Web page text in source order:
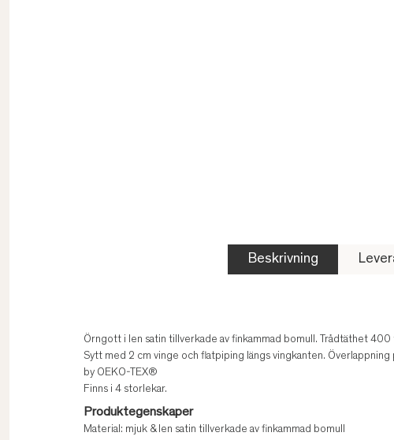
Beskrivning
Örngott i len satin tillverkade av finkammad bomull. Trådtäthet
Sytt med 2 cm vinge och flatpiping längs vingkanten. Överlappning
by OEKO-TEX®
Finns i 4 storlekar.
Produktegenskaper
Material: mjuk & len satin tillverkade av finkammad bomull